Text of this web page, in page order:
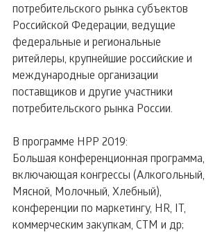
потребительского рынка субъектов
Российской Федерации, ведущие
федеральные и региональные
ритейлеры, крупнейшие российские и
международные организации
поставщиков и другие участники
потребительского рынка России.
В программе НРР 2019:
Большая конференционная программа,
включающая конгрессы (Алкогольный,
Мясной, Молочный, Хлебный),
конференции по маркетингу, HR, IT,
коммерческим закупкам, СТМ и др;